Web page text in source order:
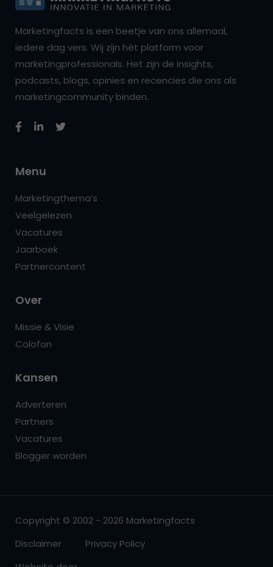
Marketingfacts is een beetje van ons allemaal,
iedere dag vers. Wij zijn hét platform voor
marketingprofessionals. Het zijn de insights,
podcasts, blogs, opinies en recencies die ons als
marketingcommunity binden.
Menu
Marketingthema’s
Veelgelezen
Vacatures
Jaarboek
Partnercontent
Over
Missie & Visie
Colofon
Kansen
Adverteren
Partners
Vacatures
Blogger worden
Copyright © 2002 - 2026 Marketingfacts
Disclaimer
Privacy Policy